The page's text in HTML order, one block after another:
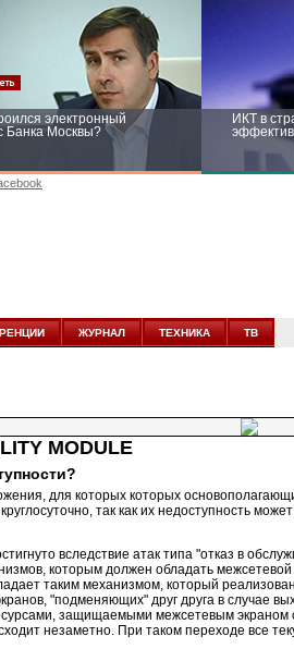
электронный
Банка Москвы?
ИКТ в
новых
ЖУРНАЛ ТЕХНИКА ТВ
MODULE
для которых которых
так как их недоступность
вследствие атак типа "отказ в
которым должен обладать
таким механизмом, который
"подменяющих" друг друга в случае
защищаемыми межсетевым экраном
незаметно. При таком переходе все